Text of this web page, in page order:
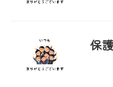
保